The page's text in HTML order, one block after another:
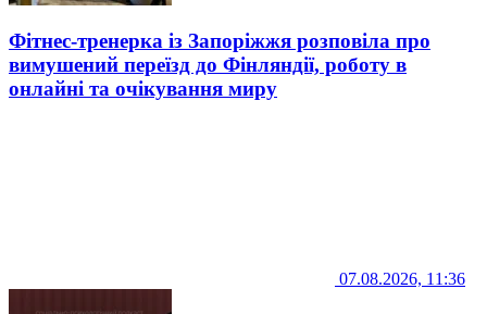
Фітнес-тренерка із Запоріжжя розповіла про
вимушений переїзд до Фінляндії, роботу в
онлайні та очікування миру
07.08.2026, 11:36